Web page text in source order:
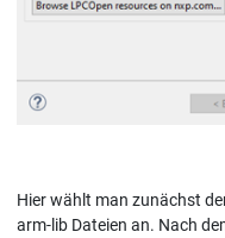
Hier wählt man zunächst
arm-lib Dateien an. Nach